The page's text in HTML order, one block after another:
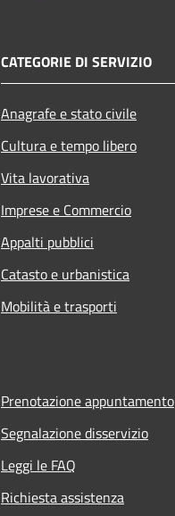
CATEGORIE DI SERVIZIO
Anagrafe e stato civile
Cultura e tempo libero
Vita lavorativa
Imprese e Commercio
Appalti pubblici
Catasto e urbanistica
Mobilità e trasporti
Prenotazione appuntamento
Segnalazione disservizio
Leggi le FAQ
Richiesta assistenza